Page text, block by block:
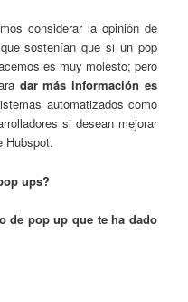
considerar la opinión de
sostenían que si un pop
es muy molesto; pero
dar más información es
automatizados como
si desean mejorar
Hubspot.
ups?
de pop up que te ha dado